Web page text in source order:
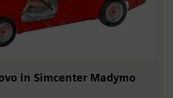
in Simcenter Madymo